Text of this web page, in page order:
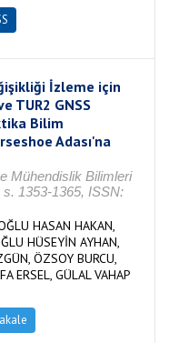
İzleme için
TUR2 GNSS
Bilim
Adası'na
Mühendislik Bilimleri
s. 1353-1365, ISSN:
HASAN HAKAN,
HÜSEYİN AYHAN,
ÖZSOY BURCU,
ERSEL, GÜLAL VAHAP